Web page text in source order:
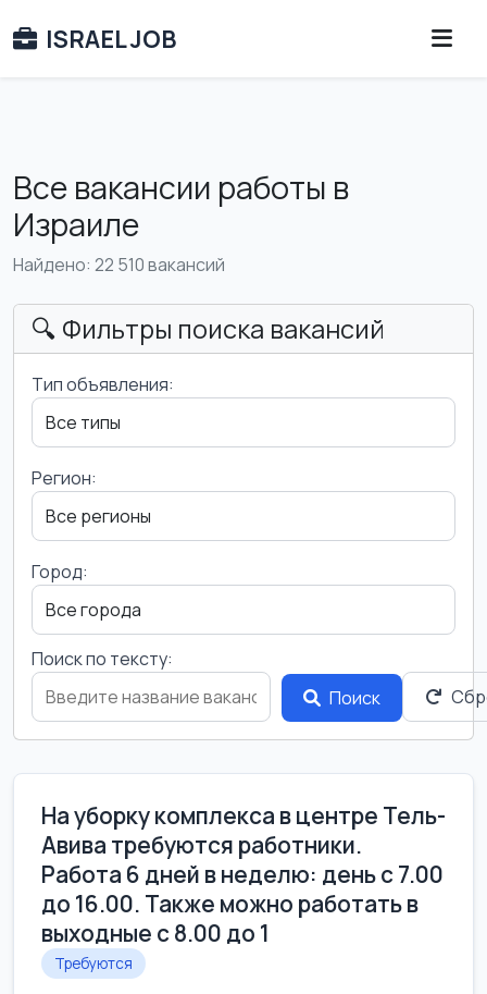
ISRAEL JOB
Все вакансии работы в
Израиле
Найдено: 22 510 вакансий
🔍 Фильтры поиска вакансий
Тип объявления:
Регион:
Город:
Поиск по тексту:
Поиск
На уборку комплекса в центре Тель-
Авива требуются работники.
Работа 6 дней в неделю: день с 7.00
до 16.00. Также можно работать в
выходные с 8.00 до 1
Требуются